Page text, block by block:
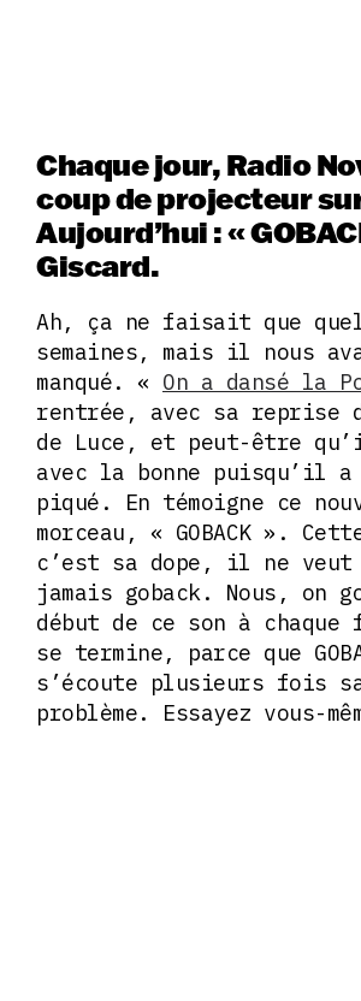
Chaque jour, Radio
coup de projecteur
Aujourd’hui : «
Giscard.
Ah, ça ne faisait que
semaines, mais il nous
manqué. « On a dansé la
rentrée, avec sa reprise
de Luce, et peut-être
avec la bonne puisqu’il
piqué. En témoigne ce
morceau, « GOBACK ».
c’est sa dope, il ne veut
jamais goback. Nous, on
début de ce son à
se termine, parce que
s’écoute plusieurs fois
problème. Essayez vous-